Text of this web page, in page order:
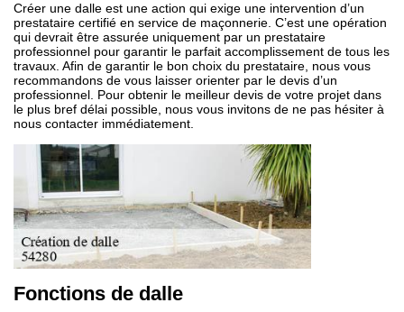
Créer une dalle est une action qui exige une intervention d’un
prestataire certifié en service de maçonnerie. C’est une opération
qui devrait être assurée uniquement par un prestataire
professionnel pour garantir le parfait accomplissement de tous les
travaux. Afin de garantir le bon choix du prestataire, nous vous
recommandons de vous laisser orienter par le devis d’un
professionnel. Pour obtenir le meilleur devis de votre projet dans
le plus bref délai possible, nous vous invitons de ne pas hésiter à
nous contacter immédiatement.
Fonctions de dalle